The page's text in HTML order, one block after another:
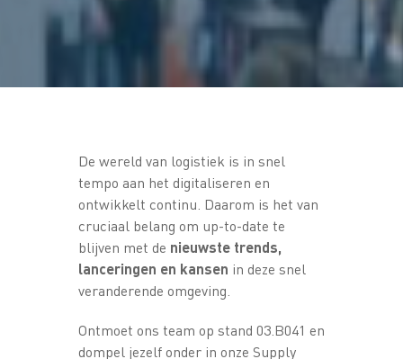
De wereld van logistiek is in snel
tempo aan het digitaliseren en
ontwikkelt continu. Daarom is het van
cruciaal belang om up-to-date te
blijven met de nieuwste trends,
lanceringen en kansen in deze snel
veranderende omgeving.
Ontmoet ons team op stand 03.B041 en
dompel jezelf onder in onze Supply